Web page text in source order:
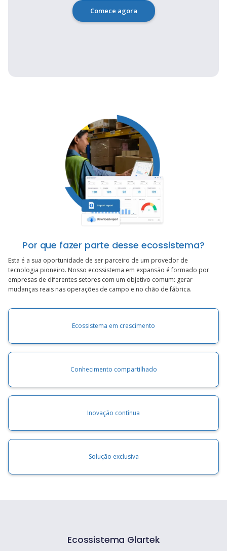
Comece agora
Por que fazer parte desse ecossistema?
Esta é a sua oportunidade de ser parceiro de um provedor de
tecnologia pioneiro. Nosso ecossistema em expansão é formado por
empresas de diferentes setores com um objetivo comum: gerar
mudanças reais nas operações de campo e no chão de fábrica.
Ecossistema em crescimento
Conhecimento compartilhado
Inovação contínua
Solução exclusiva
Ecossistema Glartek